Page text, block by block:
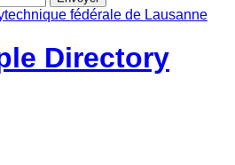
Directory